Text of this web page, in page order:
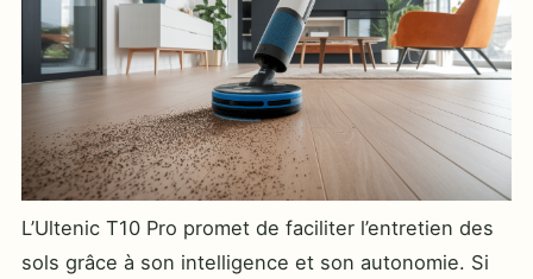
L’Ultenic T10 Pro promet de faciliter l’entretien des
sols grâce à son intelligence et son autonomie. Si